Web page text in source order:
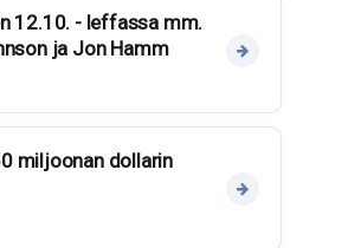
12.10. - leffassa mm.
ja Jon Hamm
miljoonan dollarin